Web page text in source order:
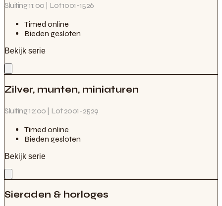
Sluiting 11:00 | Lot 1001-1526
Timed online
Bieden gesloten
Bekijk serie
Zilver, munten, miniaturen
Sluiting 12:00 | Lot 2001-2529
Timed online
Bieden gesloten
Bekijk serie
Sieraden & horloges